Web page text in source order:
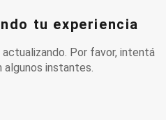
tu experiencia
Por favor, intentá
algunos instantes.